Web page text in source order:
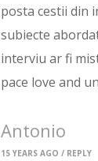
posta cestii din
subiecte
interviu ar fi
pace love and
Antonio
15 YEARS AGO / REPLY